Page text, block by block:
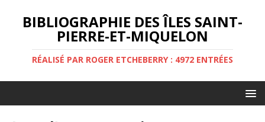
BIBLIOGRAPHIE DES ÎLES SAINT-
PIERRE-ET-MIQUELON
RÉALISÉ PAR ROGER ETCHEBERRY : 4972 ENTRÉES